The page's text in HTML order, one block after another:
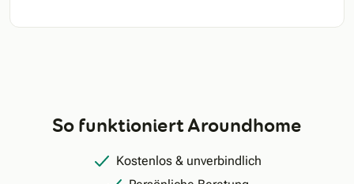
So funktioniert Aroundhome
Kostenlos & unverbindlich